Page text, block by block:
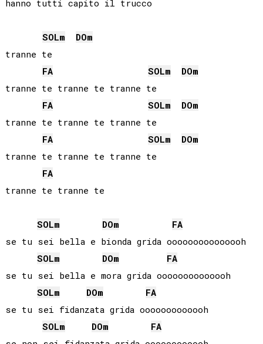
hanno tutti capito il trucco
SOLm DOm
tranne te
FA
SOLm DOm
tranne te tranne te tranne te
FA
SOLm DOm
tranne te tranne te tranne te
FA
SOLm DOm
tranne te tranne te tranne te
FA
tranne te tranne te
SOLm DOm
FA
se tu sei bella e bionda grida ooooooooooooooh
SOLm DOm
FA
se tu sei bella e mora grida oooooooooooooh
SOLm DOm
FA
se tu sei fidanzata grida ooooooooooooh
SOLm DOm
FA